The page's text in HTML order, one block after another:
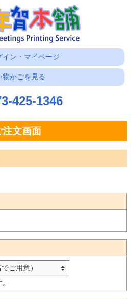
イン・マイページ
物かごを見る
425-1346
注文画面